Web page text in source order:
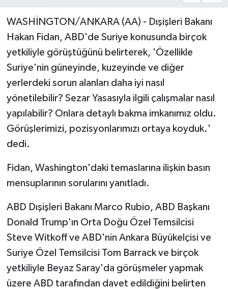
WASHİNGTON/ANKARA (AA) - Dışişleri Bakanı
Hakan Fidan, ABD'de Suriye konusunda birçok
yetkiliyle görüştüğünü belirterek, 'Özellikle
Suriye'nin güneyinde, kuzeyinde ve diğer
yerlerdeki sorun alanları daha iyi nasıl
yönetilebilir? Sezar Yasasıyla ilgili çalışmalar nasıl
yapılabilir? Onlara detaylı bakma imkanımız oldu.
Görüşlerimizi, pozisyonlarımızı ortaya koyduk.'
dedi.
Fidan, Washington'daki temaslarına ilişkin basın
mensuplarının sorularını yanıtladı.
ABD Dışişleri Bakanı Marco Rubio, ABD Başkanı
Donald Trump'ın Orta Doğu Özel Temsilcisi
Steve Witkoff ve ABD'nin Ankara Büyükelçisi ve
Suriye Özel Temsilcisi Tom Barrack ve birçok
yetkiliyle Beyaz Saray'da görüşmeler yapmak
üzere ABD tarafından davet edildiğini belirten